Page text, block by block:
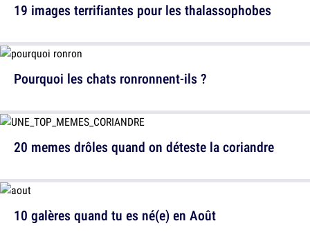
19 images terrifiantes pour les thalassophobes
20 memes drôles quand on déteste la coriandre
Pourquoi les chats ronronnent-ils ?
10 galères quand tu es né(e) en Août